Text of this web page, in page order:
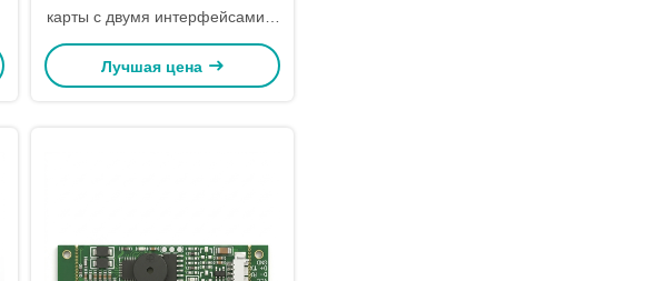
карты с двумя интерфейсами 2
в 1 Модуль чтения протокола
ISO14443A
Лучшая цена